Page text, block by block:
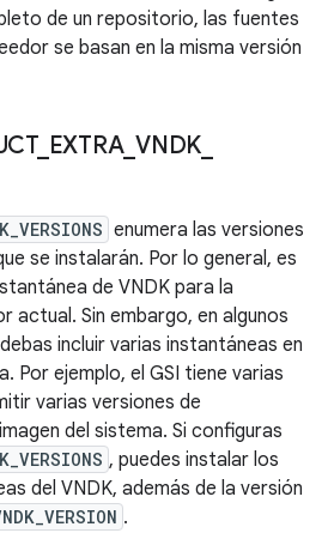
de un repositorio, las fuentes
se basan en la misma versión
_ EXTRA_ VNDK
enumera las versiones
se instalarán. Por lo general, es
de VNDK para la
actual. Sin embargo, en algunos
incluir varias instantáneas en
Por ejemplo, el GSI tiene varias
varias versiones de
del sistema. Si configuras
, puedes instalar los
del VNDK, además de la versión
.